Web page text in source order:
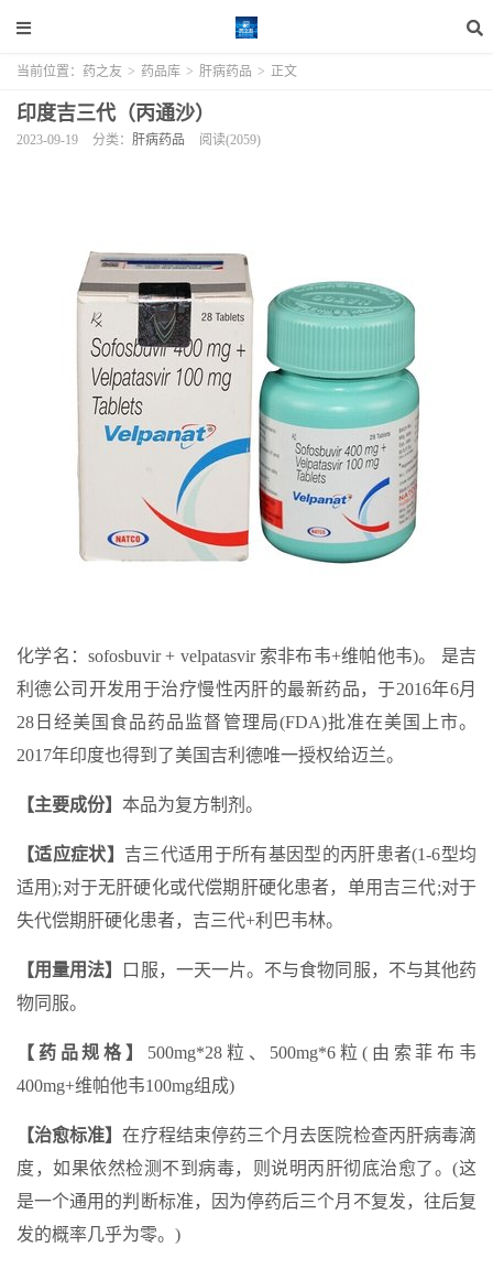
当前位置： 药之友 > 药品库 > 肝病药品 > 正文
印度吉三代（丙通沙）
2023-09-19 分类： 肝病药品 阅读(2059)
化学名：sofosbuvir + velpatasvir 索非布韦+维帕他韦)。 是吉
利德公司开发用于治疗慢性丙肝的最新药品，于2016年6月
28日经美国食品药品监督管理局(FDA)批准在美国上市。
2017年印度也得到了美国吉利德唯一授权给迈兰。
【主要成份】 本品为复方制剂。
【适应症状】 吉三代适用于所有基因型的丙肝患者(1-6型均
适用);对于无肝硬化或代偿期肝硬化患者，单用吉三代;对于
失代偿期肝硬化患者，吉三代+利巴韦林。
【用量用法】
口服，一天一片。不与食物同服，不与其他药
物同服。
【药品规格】 500mg*28粒、500mg*6粒(由索菲布韦
400mg+维帕他韦100mg组成)
【治愈标准】在疗程结束停药三个月去医院检查丙肝病毒滴
度，如果依然检测不到病毒，则说明丙肝彻底治愈了。(这
是一个通用的判断标准，因为停药后三个月不复发，往后复
发的概率几乎为零。)